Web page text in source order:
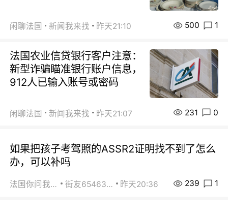
闲聊法国 新闻我来找 昨天21:10 500 1
法国农业信贷银行客户注意：
新型诈骗瞄准银行账户信息，
912人已输入账号或密码
闲聊法国 新闻我来找 昨天21:07 231 0
如果把孩子考驾照的ASSR2证明找不到了怎么
办，可以补吗
法国你问我答 街友65463281 昨天20:36 239 1